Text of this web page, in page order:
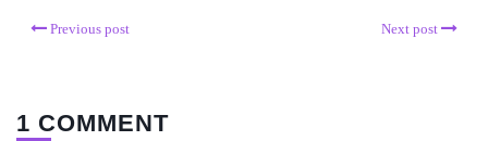
Previous post Next post
1 COMMENT